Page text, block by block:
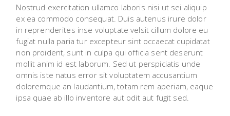
Nostrud exercitation ullamco laboris nisi ut sei aliquip
ex ea commodo consequat. Duis autenus irure dolor
in reprenderites inse voluptate velsit cillum dolore eu
fugiat nulla paria tur excepteur sint occaecat cupidatat
non proident, sunt in culpa qui officia sent deserunt
mollit anim id est laborum. Sed ut perspiciatis unde
omnis iste natus error sit voluptatem accusantium
doloremque an laudantium, totam rem aperiam, eaque
ipsa quae ab illo inventore aut odit aut fugit sed.